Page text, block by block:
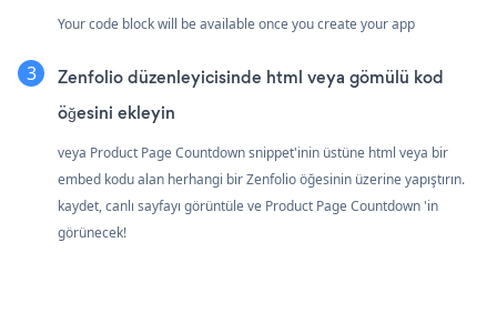
Your code block will be available once you create your app
Zenfolio düzenleyicisinde html veya gömülü kod
öğesini ekleyin
veya Product Page Countdown snippet'inin üstüne html veya bir
embed kodu alan herhangi bir Zenfolio öğesinin üzerine yapıştırın.
kaydet, canlı sayfayı görüntüle ve Product Page Countdown 'in
görünecek!